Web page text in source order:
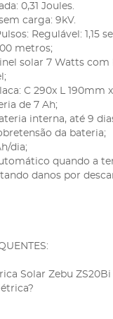
0,31 Joules.
carga: 9kV.
Regulável: 1,15
metros;
solar 7 Watts com
C 290x L 190mm
de 7 Ah;
interna, até 9
da bateria;
dia;
quando a
danos por
Solar Zebu